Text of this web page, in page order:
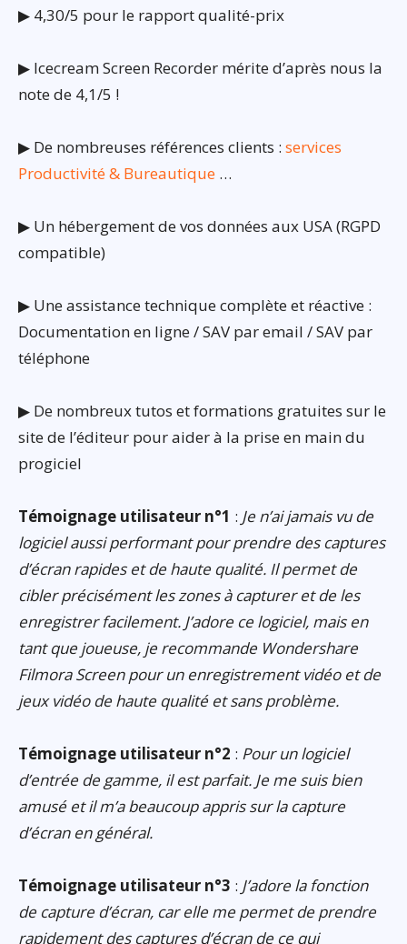
▶ 4,30/5 pour le rapport qualité-prix
▶ Icecream Screen Recorder mérite d’après nous la
note de 4,1/5 !
▶ De nombreuses références clients : services
Productivité & Bureautique …
▶ Un hébergement de vos données aux USA (RGPD
compatible)
▶ Une assistance technique complète et réactive :
Documentation en ligne / SAV par email / SAV par
téléphone
▶ De nombreux tutos et formations gratuites sur le
site de l’éditeur pour aider à la prise en main du
progiciel
Témoignage utilisateur n°1 : Je n’ai jamais vu de
logiciel aussi performant pour prendre des captures
d’écran rapides et de haute qualité. Il permet de
cibler précisément les zones à capturer et de les
enregistrer facilement. J’adore ce logiciel, mais en
tant que joueuse, je recommande Wondershare
Filmora Screen pour un enregistrement vidéo et de
jeux vidéo de haute qualité et sans problème.
Témoignage utilisateur n°2 : Pour un logiciel
d’entrée de gamme, il est parfait. Je me suis bien
amusé et il m’a beaucoup appris sur la capture
d’écran en général.
Témoignage utilisateur n°3 : J’adore la fonction
de capture d’écran, car elle me permet de prendre
rapidement des captures d’écran de ce qui